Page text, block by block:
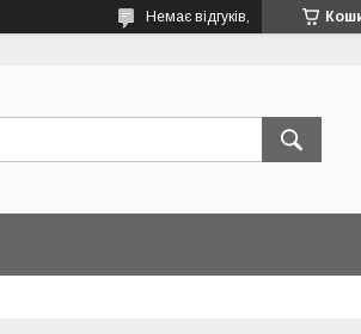
Немає відгуків,